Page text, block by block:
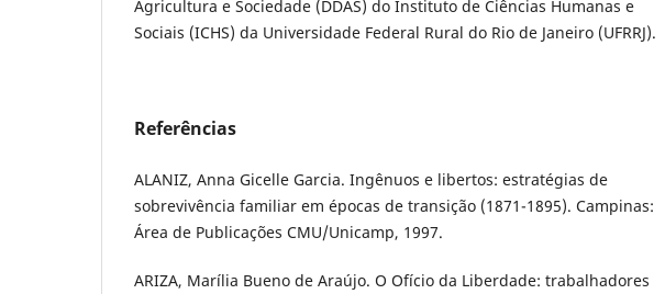
Agricultura e Sociedade (DDAS) do Instituto de Ciências Humanas e
Sociais (ICHS) da Universidade Federal Rural do Rio de Janeiro (UFRRJ).
Referências
ALANIZ, Anna Gicelle Garcia. Ingênuos e libertos: estratégias de
sobrevivência familiar em épocas de transição (1871-1895). Campinas:
Área de Publicações CMU/Unicamp, 1997.
ARIZA, Marília Bueno de Araújo. O Ofício da Liberdade: trabalhadores